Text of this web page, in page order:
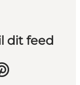
dit feed